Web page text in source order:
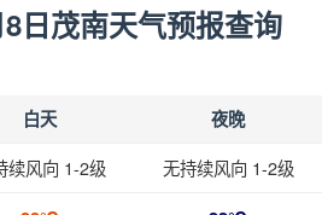
日茂南天气预报查询
白天 夜晚
续风向 1-2级 无持续风向 1-2级